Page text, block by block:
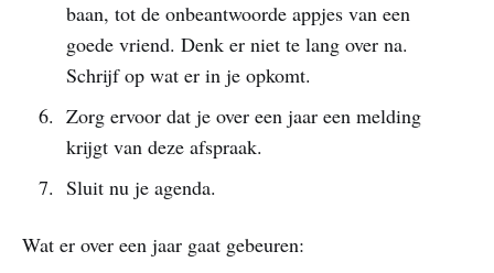
baan, tot de onbeantwoorde appjes van een
goede vriend. Denk er niet te lang over na.
Schrijf op wat er in je opkomt.
Zorg ervoor dat je over een jaar een melding
krijgt van deze afspraak.
Sluit nu je agenda.
Wat er over een jaar gaat gebeuren: